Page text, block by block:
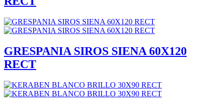
GRESPANIA SIROS SIENA 60X120
RECT